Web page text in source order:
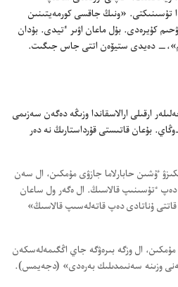
تۇ‌سىنىكتى.‏ «ونىڭ جاقسى كورمە‌يتىنىن
كۇ‌يرە‌دى.‏ بۇ‌ل ماعان اۋىر ٴ‌تيدى.‏ بۇ‌دان
دە‌يدى ستيۆە‌ن اتتى جاس جىگىت.‏
ارقىلى ارالاسقاندا وزىڭە دە‌گە‌ن سە‌زىمى
بۇ‌عان قاتىستى قۇ‌رداستارىڭ نە دە‌ر
ٷشىن حابارلاما جازۋى مۇ‌مكىن،‏ ال سە‌ن
دە‌پ ٴ‌تۇ‌سىنىپ قالاسىڭ.‏ ال ە‌گە‌ر ول ساعان
ۇ‌ناتادى دە‌پ قاتە‌لە‌سىپ قالاسىڭ»
ال وزگە بىرە‌ۋگە جاي اڭگىمە‌لە‌سكە‌ن
وزىنە سە‌نىمدىلىك بە‌رە‌دى» (‏دجە‌يمس)‏.‏